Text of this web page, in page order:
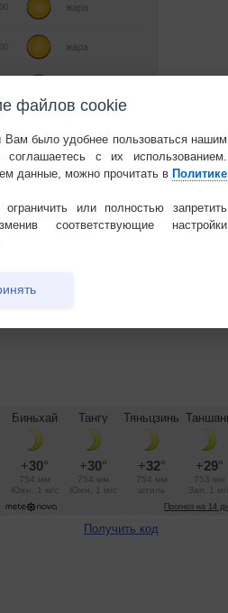
Получить код
Получить код
файлов cookie
было удобнее пользоваться нашим
с их использованием.
данные, можно прочитать в Политике
или полностью запретить
соответствующие настройки